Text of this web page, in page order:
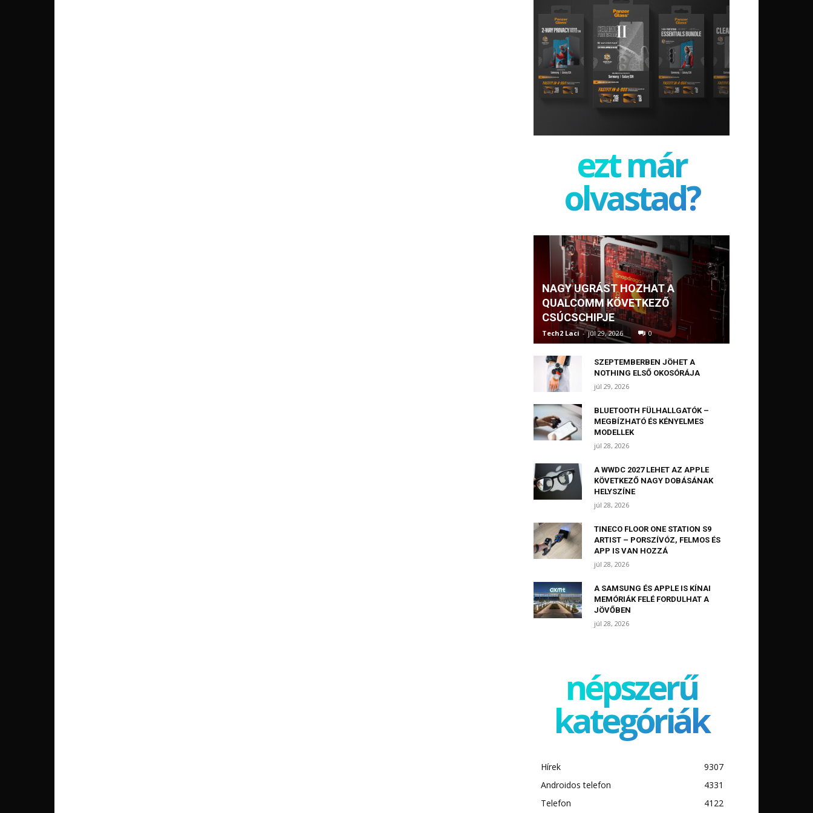
ezt már
olvastad?
NAGY UGRÁST HOZHAT A
QUALCOMM KÖVETKEZŐ
CSÚCSCHIPJE
Tech2 Laci - júl 29, 2026 0
SZEPTEMBERBEN JÖHET A
NOTHING ELSŐ OKOSÓRÁJA
júl 29, 2026
BLUETOOTH FÜLHALLGATÓK –
MEGBÍZHATÓ ÉS KÉNYELMES
MODELLEK
júl 28, 2026
A WWDC 2027 LEHET AZ APPLE
KÖVETKEZŐ NAGY DOBÁSÁNAK
HELYSZÍNE
júl 28, 2026
TINECO FLOOR ONE STATION S9
ARTIST – PORSZÍVÓZ, FELMOS ÉS
APP IS VAN HOZZÁ
júl 28, 2026
A SAMSUNG ÉS APPLE IS KÍNAI
MEMÓRIÁK FELÉ FORDULHAT A
JÖVŐBEN
júl 28, 2026
népszerű
kategóriák
Hírek
9307
Androidos telefon
4331
Telefon
4122